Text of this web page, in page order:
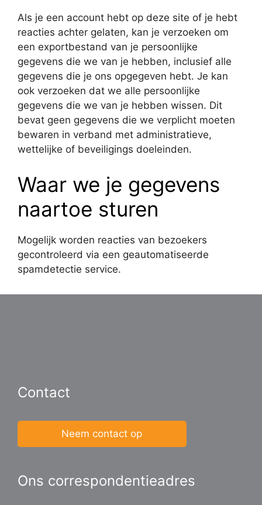
Als je een account hebt op deze site of je hebt
reacties achter gelaten, kan je verzoeken om
een exportbestand van je persoonlijke
gegevens die we van je hebben, inclusief alle
gegevens die je ons opgegeven hebt. Je kan
ook verzoeken dat we alle persoonlijke
gegevens die we van je hebben wissen. Dit
bevat geen gegevens die we verplicht moeten
bewaren in verband met administratieve,
wettelijke of beveiligings doeleinden.
Waar we je gegevens
naartoe sturen
Mogelijk worden reacties van bezoekers
gecontroleerd via een geautomatiseerde
spamdetectie service.
Contact
Neem contact op
Ons correspondentieadres